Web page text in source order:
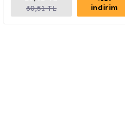
30,51 TL
indirim